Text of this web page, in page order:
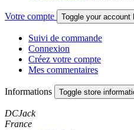
Votre compte Toggle your account
Suivi de commande
Connexion
Créez votre compte
Mes commentaires
Informations Toggle store
DCJack
France